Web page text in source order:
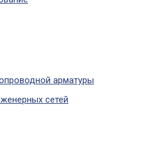
арматуры
сетей